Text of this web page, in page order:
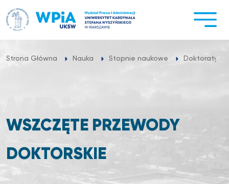
do
treści
Strona Główna Nauka Stopnie naukowe Doktoraty
WSZCZĘTE PRZEWODY
DOKTORSKIE